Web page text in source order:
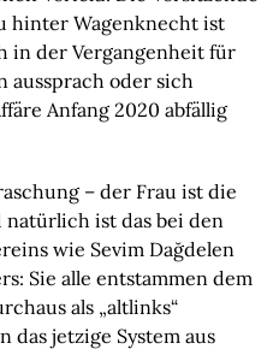
hinter Wagenknecht ist
in der Vergangenheit für
oder sich
Anfang 2020 abfällig
– der Frau ist die
ist das bei den
wie Sevim Dağdelen
Sie alle entstammen dem
als „altlinks“
das jetzige System aus